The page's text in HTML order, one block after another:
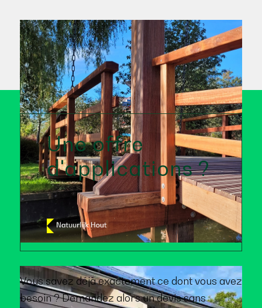
Une offre
d'applications ?
Vous savez déjà exactement ce dont vous avez
besoin ? Demandez alors un devis sans